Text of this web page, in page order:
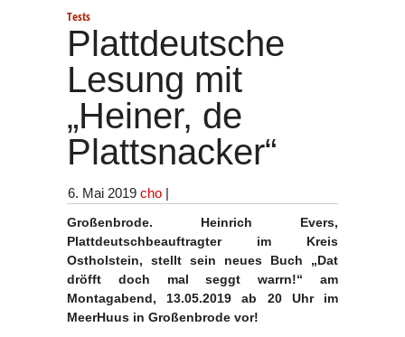
Tests
Plattdeutsche
Lesung mit
„Heiner, de
Plattsnacker“
6. Mai 2019 cho |
Großenbrode.
Heinrich Evers,
Plattdeutschbeauftragter im Kreis
Ostholstein, stellt sein neues Buch „Dat
dröfft doch mal seggt warrn!“ am
Montagabend, 13.05.2019 ab 20 Uhr im
MeerHuus in Großenbrode vor!